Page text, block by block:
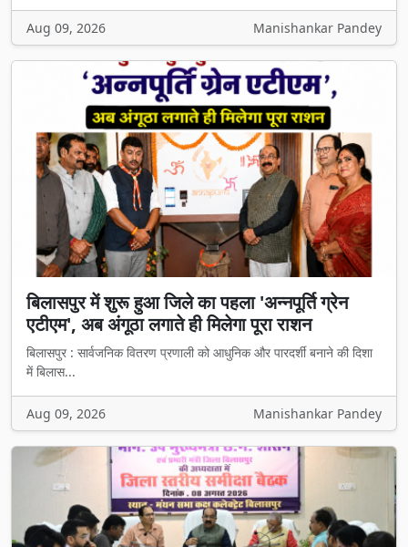
Aug 09, 2026 Manishankar Pandey
बिलासपुर में शुरू हुआ जिले का पहला 'अन्नपूर्ति ग्रेन
एटीएम', अब अंगूठा लगाते ही मिलेगा पूरा राशन
बिलासपुर : सार्वजनिक वितरण प्रणाली को आधुनिक और पारदर्शी बनाने की दिशा
में बिलास...
Aug 09, 2026 Manishankar Pandey